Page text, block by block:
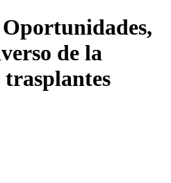
de la
trasplantes